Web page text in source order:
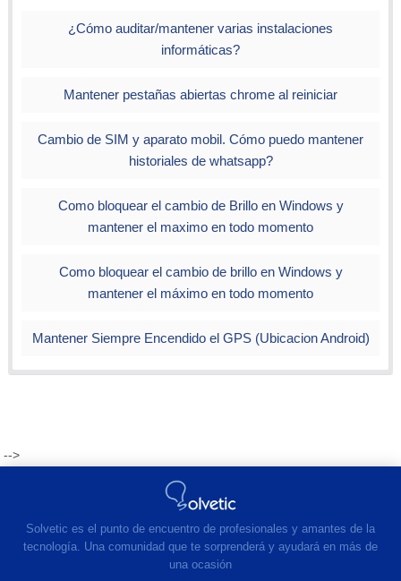
¿Cómo auditar/mantener varias instalaciones
informáticas?
Mantener pestañas abiertas chrome al reiniciar
Cambio de SIM y aparato mobil. Cómo puedo mantener
historiales de whatsapp?
Como bloquear el cambio de Brillo en Windows y
mantener el maximo en todo momento
Como bloquear el cambio de brillo en Windows y
mantener el máximo en todo momento
Mantener Siempre Encendido el GPS (Ubicacion Android)
-->
Solvetic es el punto de encuentro de profesionales y amantes de la
tecnología. Una comunidad que te sorprenderá y ayudará en más de
una ocasión